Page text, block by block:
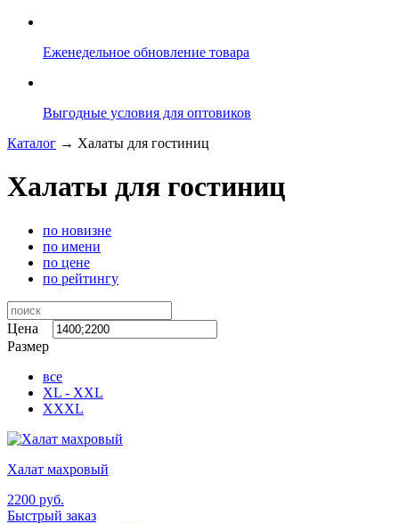
Еженедельное обновление товара
Выгодные условия для оптовиков
Каталог → Халаты для гостиниц
Халаты для гостиниц
по новизне
по имени
по цене
по рейтингу
Цена
Размер
все
XL - XXL
XXXL
Халат махровый
2200 руб.
Быстрый заказ